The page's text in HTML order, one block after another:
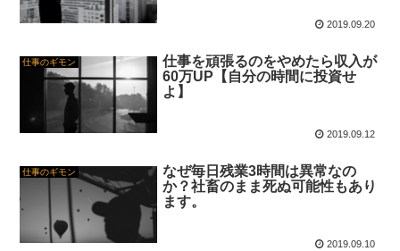
2019.09.20
仕事のギモン
仕事を頑張るのをやめたら収入が
60万UP【自分の時間に投資せ
よ】
2019.09.12
仕事のギモン
なぜ毎日残業3時間は異常なの
か？社畜のまま死ぬ可能性もあり
ます。
2019.09.10